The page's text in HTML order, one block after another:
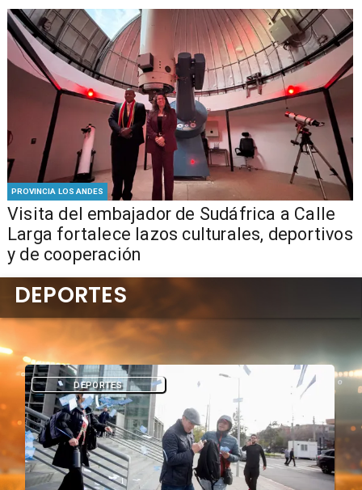
PROVINCIA LOS ANDES
​Visita del embajador de Sudáfrica a Calle
Larga fortalece lazos culturales, deportivos
y de cooperación
DEPORTES
DEPORTES